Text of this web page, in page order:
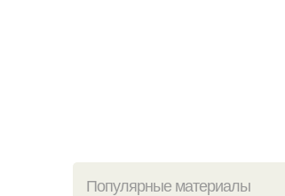
Популярные материалы